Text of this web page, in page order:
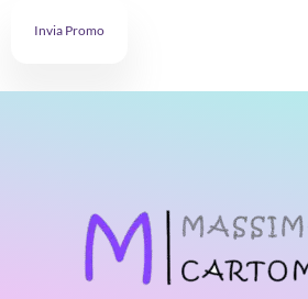
Invia Promo